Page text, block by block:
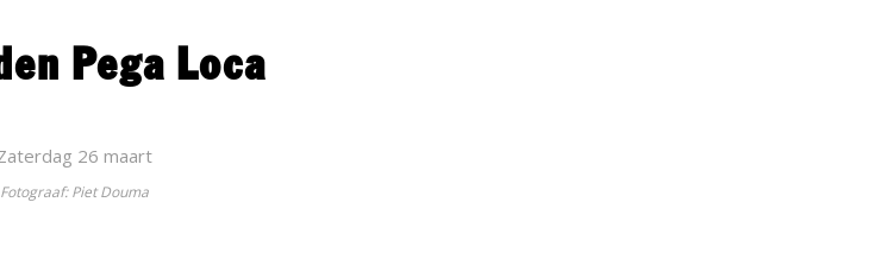
Pega Loca
26 maart
Fotograaf: Piet Douma